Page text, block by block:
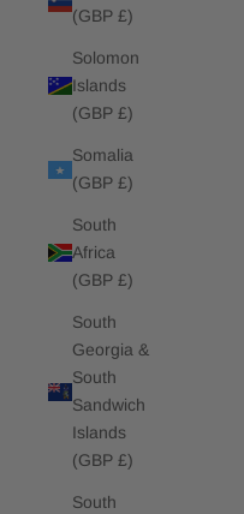
(GBP £)
Solomon
Islands
(GBP £)
Somalia
(GBP £)
South
Africa
(GBP £)
South
Georgia &
South
Sandwich
Islands
(GBP £)
South